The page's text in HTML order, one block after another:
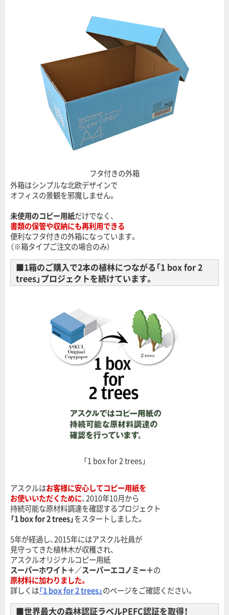
フタ付きの外箱
外箱はシンプルな北欧デザインで
オフィスの景観を邪魔しません。
未使用のコピー用紙だけでなく、
書類の保管や収納にも再利用できる
便利なフタ付きの外箱になっています。
（※箱タイプご注文の場合のみ）
■1箱のご購入で2本の植林につながる「1 box for 2
trees」プロジェクトを続けています。
「1 box for 2 trees」
アスクルはお客様に安心してコピー用紙を
お使いいただくために、2010年10月から
持続可能な原材料調達を確認するプロジェクト
「1 box for 2 trees」をスタートしました。
5年が経過し、2015年にはアスクル社員が
見守ってきた植林木が収穫され、
アスクルオリジナルコピー用紙
スーパーホワイト＋／スーパーエコノミー＋の
原材料に加わりました。
詳しくは「1 box for 2 trees」のページをご確認ください。
■世界最大の森林認証ラベルPEFC認証を取得！